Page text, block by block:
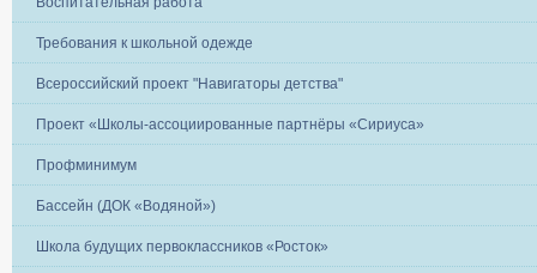
Требования к школьной одежде
Всероссийский проект "Навигаторы детства"
Проект «Школы-ассоциированные партнёры «Сириуса»
Профминимум
Бассейн (ДОК «Водяной»)
Школа будущих первоклассников «Росток»